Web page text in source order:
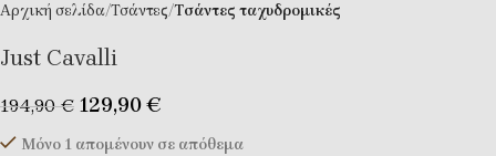
Αρχική σελίδα Τσάντες Tσάντες ταχυδρομικές
Just Cavalli
194,90€ 129,90€
Μόνο 1 απομένουν σε απόθεμα